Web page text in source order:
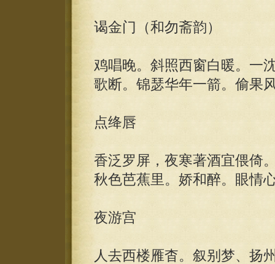
谒金门（和勿斋韵）
鸡唱晚。斜照西窗白暖。一
歌断。锦瑟华年一箭。偷果
点绛唇
香泛罗屏，夜寒著酒宜偎倚
秋色芭蕉里。娇和醉。眼情
夜游宫
人去西楼雁杳。叙别梦、扬